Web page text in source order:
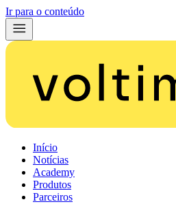
Ir para o conteúdo
Início
Notícias
Academy
Produtos
Parceiros